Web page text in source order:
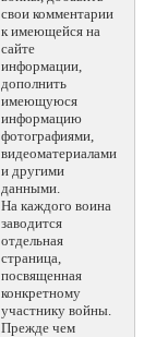
свои комментарии
к имеющейся на
сайте
информации,
дополнить
имеющуюся
информацию
фотографиями,
видеоматериалами
и другими
данными.
На каждого воина
заводится
отдельная
страница,
посвященная
конкретному
участнику войны.
Прежде чем